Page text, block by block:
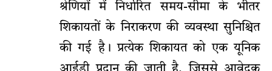
श्रेणियों में निर्धारित समय-सीमा के भीतर
शिकायतों के निराकरण की व्यवस्था सुनिश्चित
की गई है। प्रत्येक शिकायत को एक यूनिक